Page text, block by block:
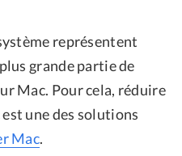
représentent
grande partie de
Mac. Pour cela, réduire
une des solutions
Mac.